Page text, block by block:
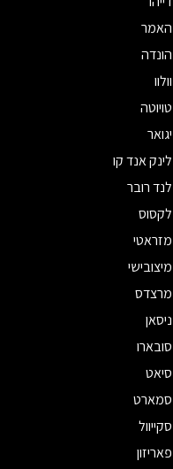
האמר
הונדה
וולוו
טויוטה
יגואר
לינק אנד קו
לנד רובר
לקסוס
מזראטי
מיצובישי
מרצדס
ניסאן
סובארו
סיאט
סמארט
סקייוול
פאריזון